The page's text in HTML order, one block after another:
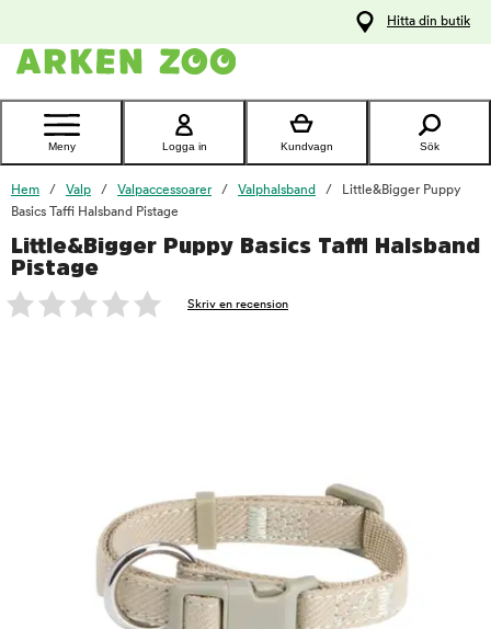
Kontakta
Hitta din butik
Meny Logga in Kundvagn Sök
Hem Valp Valpaccessoarer Valphalsband
Little&Bigger Puppy
Basics Taffi Halsband Pistage
Little&Bigger Puppy Basics Taffi Halsband
Pistage
Skriv en recension
foo